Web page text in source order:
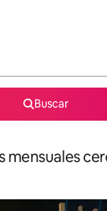
Buscar
mensuales